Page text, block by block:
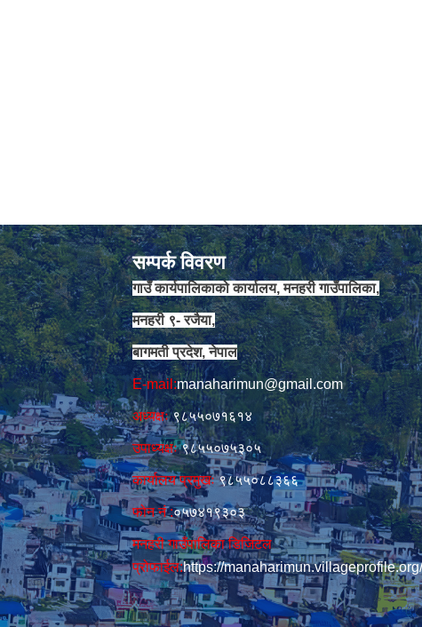
सम्पर्क विवरण
गाउँ कार्यपालिकाको कार्यालय, मनहरी गाउँपालिका,
मनहरी ९- रजैया,
बागमती प्रदेश, नेपाल
E-mail:manaharimun@gmail.com
अध्यक्षः९८५५०७१६१४
उपाध्यक्षः९८५५०७५३०५
कार्यालय प्रमुखः९८५५०८८३६६
फोन नं‍‌ :०५७४१९३०३
मनहरी गाउँपालिका डिजिटल
प्रोफाईल:https://manaharimun.villageprofile.org/